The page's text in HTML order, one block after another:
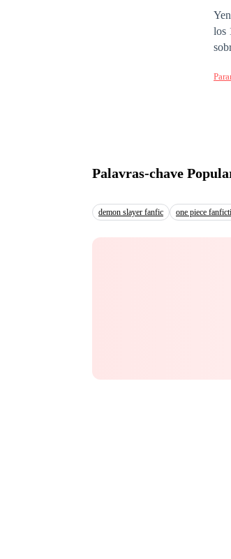
los
Palavras-chave
demon slayer fanfic one piece